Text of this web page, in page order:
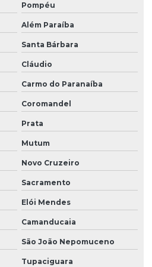
Pompéu
Além Paraíba
Santa Bárbara
Cláudio
Carmo do Paranaíba
Coromandel
Prata
Mutum
Novo Cruzeiro
Sacramento
Elói Mendes
Camanducaia
São João Nepomuceno
Tupaciguara